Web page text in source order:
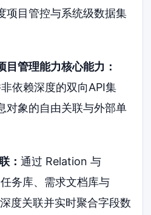
项目管控与系统级数据集
目管理能力核心能力：
依赖深度的双向API集
对象的自由关联与外部单
： 通过 Relation 与
务库、需求文档库与
度关联并实时聚合字段数